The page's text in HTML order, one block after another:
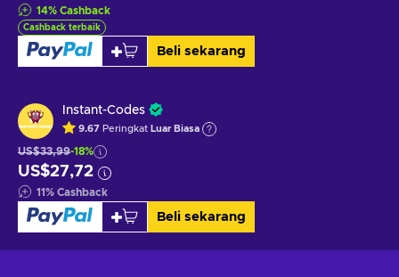
14% Cashback
Cashback terbaik
Beli sekarang
Instant-Codes
9.67 Peringkat Luar Biasa
US$33,99-18%
US$27,72
11% Cashback
Beli sekarang